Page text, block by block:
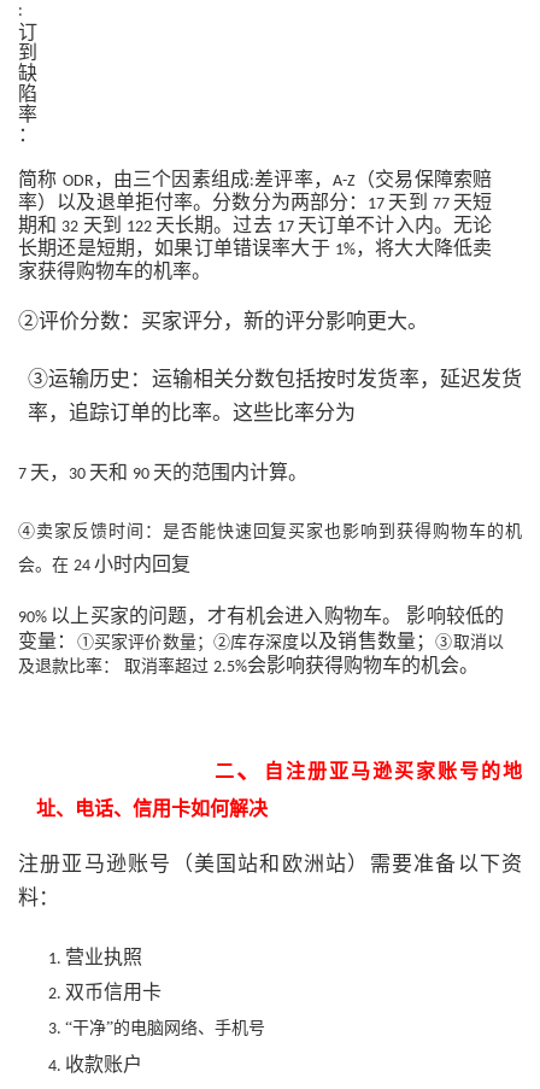
:
订
到
缺
陷
率
：
简称 ODR，由三个因素组成:差评率， A-Z（交易保障索赔
率）以及退单拒付率。分数分为两部分：
17 天到 77 天短
期和 32 天到 122 天长期。过去 17 天订单不计入内。无论
长期还是短期，如果订单错误率大于 1%，将大大降低卖
家获得购物车的机率。
②评价分数：买家评分，新的评分影响更大。
③运输历史：运输相关分数包括按时发货率，延迟发货
率，追踪订单的比率。这些比率分为
7 天， 30 天和 90 天的范围内计算。
④卖家反馈时间：是否能快速回复买家也影响到获得购物车的机
会。在 24 小时内回复
90% 以上买家的问题，才有机会进入购物车。
影响较低的
变量： ①买家评价数量；②库存深度以及销售数量；③取消以
及退款比率： 取消率超过 2.5%会影响获得购物车的机会。
二、
自注册亚马逊买家账号的地
址、电话、信用卡如何解决
注册亚马逊账号（美国站和欧洲站）需要准备以下资
料：
1. 营业执照
2. 双币信用卡
3. “干净”的电脑网络、手机号
4. 收款账户